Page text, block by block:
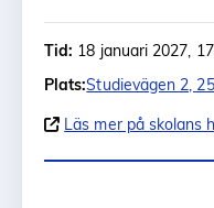
Tid: 18 januari 2027,
Plats:Studievägen 2,
Läs mer på skolans